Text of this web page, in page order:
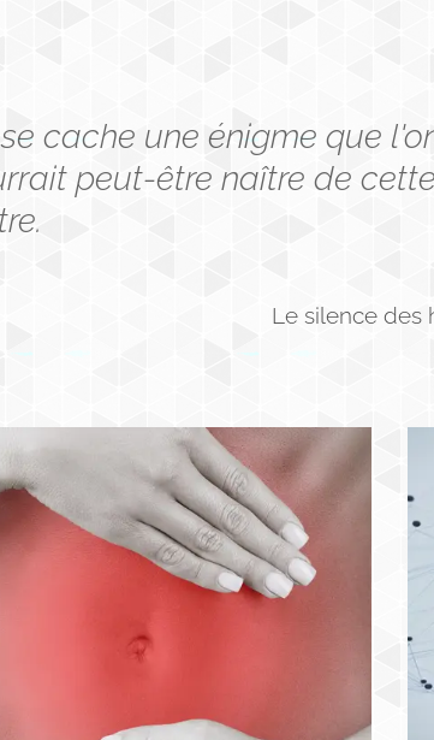
cache une énigme que
peut-être naître de
Le silence des